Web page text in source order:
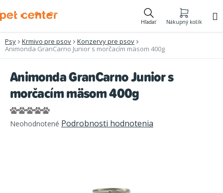
na
Hľadať Nákupný košík
Psy Krmivo pre psov
Konzervy pre psov
Animonda GranCarno Junior s morčacím mäsom 400g
Animonda GranCarno Junior s
morčacím mäsom 400g
Priemerné
hodnotenie
Neohodnotené Podrobnosti hodnotenia